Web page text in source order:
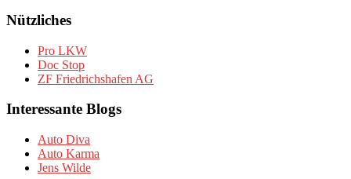
Nützliches
Pro LKW
Doc Stop
ZF Friedrichshafen AG
Interessante Blogs
Auto Diva
Auto Karma
Jens Wilde